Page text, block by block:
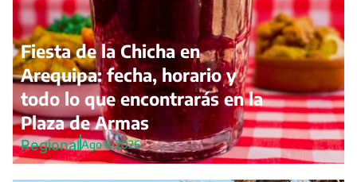
Fiesta de la Chicha en
Arequipa: fecha, horario y
todo lo que encontrarás en la
Plaza de Armas
RegionalAgo 6, 2026